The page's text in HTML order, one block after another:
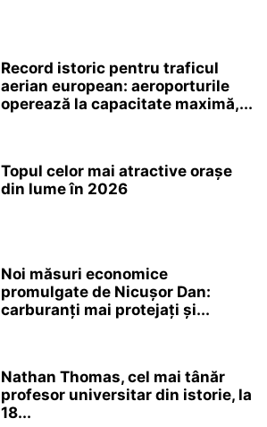
Record istoric pentru traficul
aerian european: aeroporturile
operează la capacitate maximă,...
Topul celor mai atractive orașe
din lume în 2026
Noi măsuri economice
promulgate de Nicușor Dan:
carburanți mai protejați și...
Nathan Thomas, cel mai tânăr
profesor universitar din istorie, la
18...